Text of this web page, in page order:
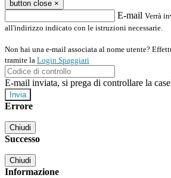
button close ×
E-mail Verrà
all'indirizzo indicato con le istruzioni necessarie.
Non hai una e-mail associata al nome utente?
tramite la Login Spaggiari
E-mail inviata, si prega di controllare la
Errore
Chiudi
Successo
Chiudi
Informazione